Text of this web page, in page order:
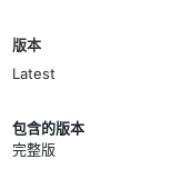
版本
Latest
包含的版本
完整版